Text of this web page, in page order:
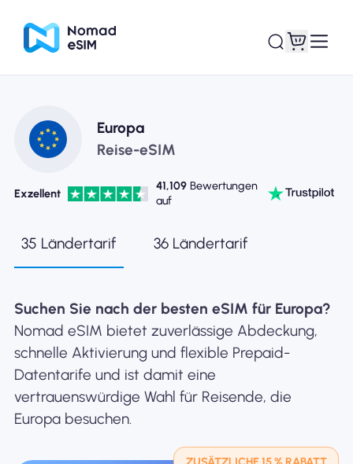
Anmelden /
Registrieren
Shop-Tarife
Über eSIM
Warum Nomad eSIM
Verwendung einer eSIM
Europa
Reise-eSIM
Exzellent
41,109 Bewertungen
auf
35 Ländertarif 36 Ländertarif
Suchen Sie nach der besten eSIM für Europa?
Nomad eSIM bietet zuverlässige Abdeckung,
schnelle Aktivierung und flexible Prepaid-
Datentarife und ist damit eine
vertrauenswürdige Wahl für Reisende, die
Europa besuchen.